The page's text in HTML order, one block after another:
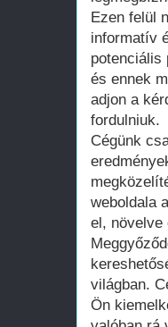
Ezen felül
informatív
potenciális
és ennek
adjon a
fordulniuk.
Cégünk
weboldala
el, növelve
világban.
Ön